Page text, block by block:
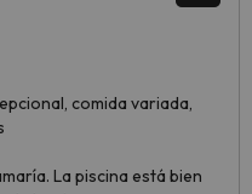
comida variada,
La piscina está bien